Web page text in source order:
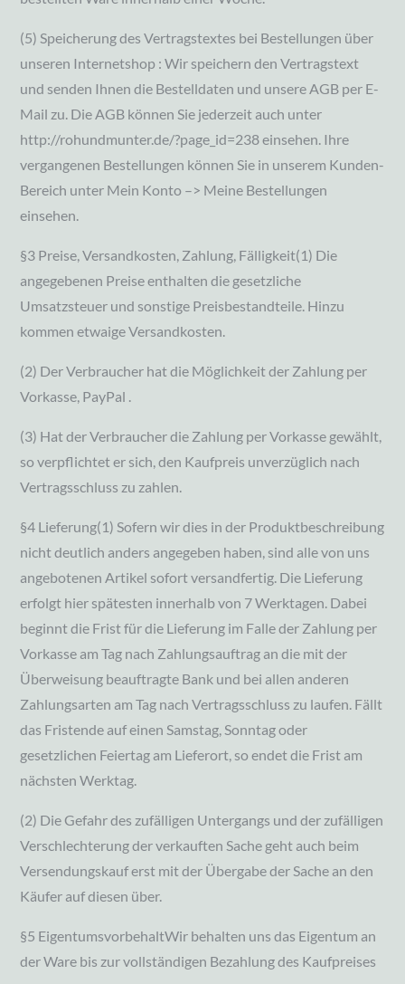
(5) Speicherung des Vertragstextes bei Bestellungen über
unseren Internetshop : Wir speichern den Vertragstext
und senden Ihnen die Bestelldaten und unsere AGB per E-
Mail zu. Die AGB können Sie jederzeit auch unter
http://rohundmunter.de/?page_id=238 einsehen. Ihre
vergangenen Bestellungen können Sie in unserem Kunden-
Bereich unter Mein Konto –> Meine Bestellungen
einsehen.
§3 Preise, Versandkosten, Zahlung, Fälligkeit(1) Die
angegebenen Preise enthalten die gesetzliche
Umsatzsteuer und sonstige Preisbestandteile. Hinzu
kommen etwaige Versandkosten.
(2) Der Verbraucher hat die Möglichkeit der Zahlung per
Vorkasse, PayPal .
(3) Hat der Verbraucher die Zahlung per Vorkasse gewählt,
so verpflichtet er sich, den Kaufpreis unverzüglich nach
Vertragsschluss zu zahlen.
§4 Lieferung(1) Sofern wir dies in der Produktbeschreibung
nicht deutlich anders angegeben haben, sind alle von uns
angebotenen Artikel sofort versandfertig. Die Lieferung
erfolgt hier spätesten innerhalb von 7 Werktagen. Dabei
beginnt die Frist für die Lieferung im Falle der Zahlung per
Vorkasse am Tag nach Zahlungsauftrag an die mit der
Überweisung beauftragte Bank und bei allen anderen
Zahlungsarten am Tag nach Vertragsschluss zu laufen. Fällt
das Fristende auf einen Samstag, Sonntag oder
gesetzlichen Feiertag am Lieferort, so endet die Frist am
nächsten Werktag.
(2) Die Gefahr des zufälligen Untergangs und der zufälligen
Verschlechterung der verkauften Sache geht auch beim
Versendungskauf erst mit der Übergabe der Sache an den
Käufer auf diesen über.
§5 EigentumsvorbehaltWir behalten uns das Eigentum an
der Ware bis zur vollständigen Bezahlung des Kaufpreises